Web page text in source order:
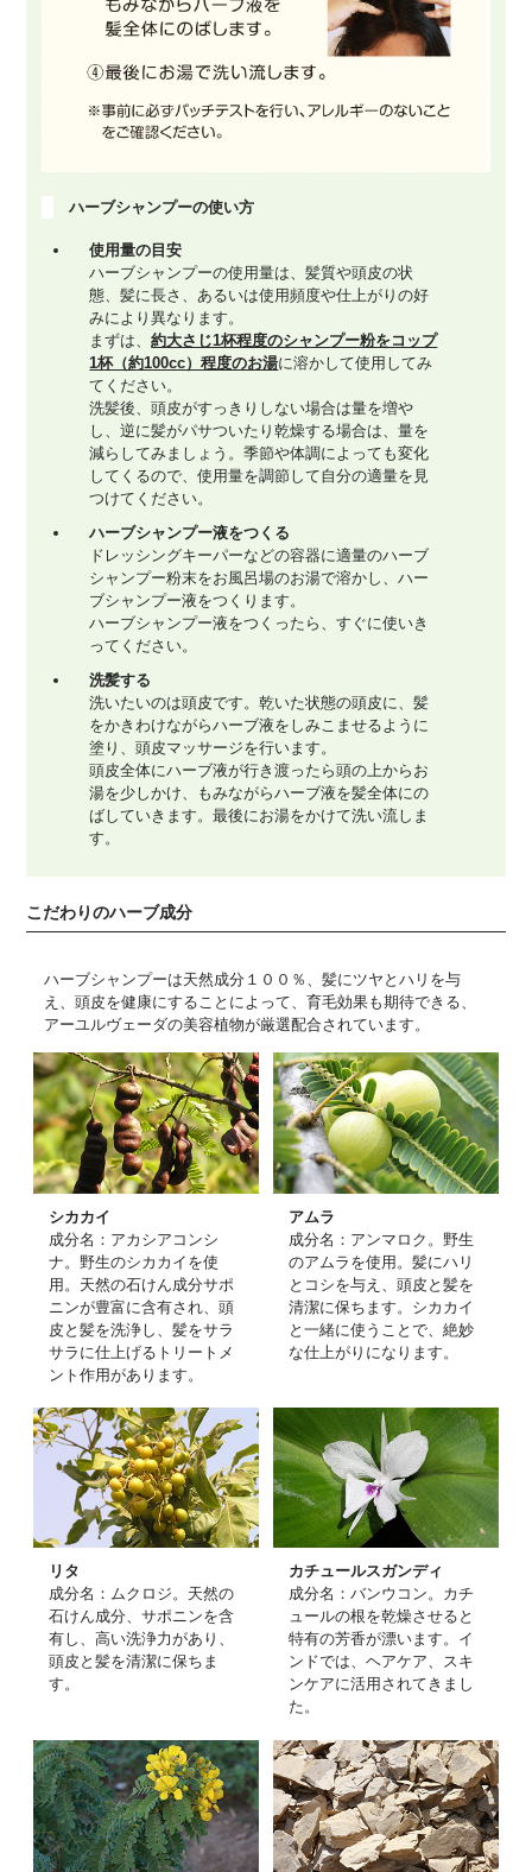
ハーブシャンプーの使い方
使用量の目安
ハーブシャンプーの使用量は、髪質や頭皮の状
態、髪に長さ、あるいは使用頻度や仕上がりの好
みにより異なります。
まずは、約大さじ1杯程度のシャンプー粉をコップ
1杯（約100cc）程度のお湯に溶かして使用してみ
てください。
洗髪後、頭皮がすっきりしない場合は量を増や
し、逆に髪がパサついたり乾燥する場合は、量を
減らしてみましょう。季節や体調によっても変化
してくるので、使用量を調節して自分の適量を見
つけてください。
ハーブシャンプー液をつくる
ドレッシングキーパーなどの容器に適量のハーブ
シャンプー粉末をお風呂場のお湯で溶かし、ハー
ブシャンプー液をつくります。
ハーブシャンプー液をつくったら、すぐに使いき
ってください。
洗髪する
洗いたいのは頭皮です。乾いた状態の頭皮に、髪
をかきわけながらハーブ液をしみこませるように
塗り、頭皮マッサージを行います。
頭皮全体にハーブ液が行き渡ったら頭の上からお
湯を少しかけ、もみながらハーブ液を髪全体にの
ばしていきます。最後にお湯をかけて洗い流しま
す。
こだわりのハーブ成分
ハーブシャンプーは天然成分１００％、髪にツヤとハリを与
え、頭皮を健康にすることによって、育毛効果も期待できる、
アーユルヴェーダの美容植物が厳選配合されています。
シカカイ
成分名：アカシアコンシ
ナ。野生のシカカイを使
用。天然の石けん成分サポ
ニンが豊富に含有され、頭
皮と髪を洗浄し、髪をサラ
サラに仕上げるトリートメ
ント作用があります。
アムラ
成分名：アンマロク。野生
のアムラを使用。髪にハリ
とコシを与え、頭皮と髪を
清潔に保ちます。シカカイ
と一緒に使うことで、絶妙
な仕上がりになります。
リタ
成分名：ムクロジ。天然の
石けん成分、サポニンを含
有し、高い洗浄力があり、
頭皮と髪を清潔に保ちま
す。
カチュールスガンディ
成分名：バンウコン。カチ
ュールの根を乾燥させると
特有の芳香が漂います。イ
ンドでは、ヘアケア、スキ
ンケアに活用されてきまし
た。